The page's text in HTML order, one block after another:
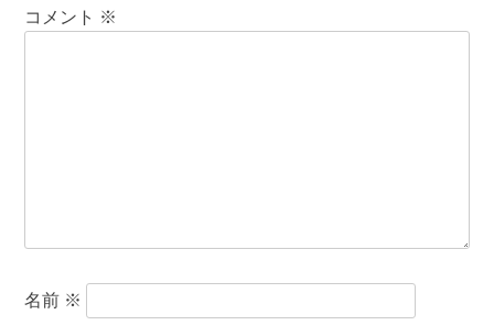
コメント ※
名前 ※